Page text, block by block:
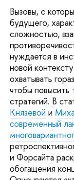
Вызовы, с
будущего,
сложностью,
нуждается в
новой
охватывать
чтобы повысить
стратегий. В
Князевой и
современный
и Форсайта
обогащения